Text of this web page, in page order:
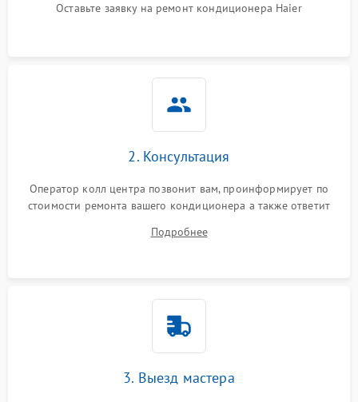
Оставьте заявку на ремонт кондиционера Haier
2. Консультация
Оператор колл центра позвонит вам, проинформирует по
стоимости ремонта вашего кондиционера а также ответит
Подробнее
3. Выезд мастера